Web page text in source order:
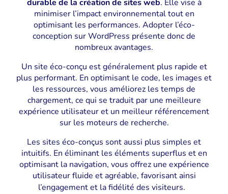
durable de la création de sites web. Elle vise à
minimiser l’impact environnemental tout en
optimisant les performances. Adopter l’éco-
conception sur WordPress présente donc de
nombreux avantages.
Un site éco-conçu est généralement plus rapide et
plus performant. En optimisant le code, les images et
les ressources, vous améliorez les temps de
chargement, ce qui se traduit par une meilleure
expérience utilisateur et un meilleur référencement
sur les moteurs de recherche.
Les sites éco-conçus sont aussi plus simples et
intuitifs. En éliminant les éléments superflus et en
optimisant la navigation, vous offrez une expérience
utilisateur fluide et agréable, favorisant ainsi
l’engagement et la fidélité des visiteurs.